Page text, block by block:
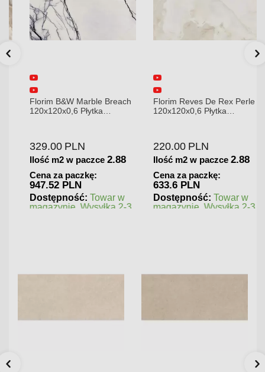
Florim B&W Marble Breach
120x120x0,6 Płytka
329.00 PLN
Ilość m2 w paczce 2.88
Cena za paczkę:
947.52 PLN
Dostępność: Towar w
magazynie. Wysyłka 2-3
Florim Reves De Rex Perle
120x120x0,6 Płytka
220.00 PLN
Ilość m2 w paczce 2.88
Cena za paczkę:
633.6 PLN
Dostępność: Towar w
magazynie. Wysyłka 2-3